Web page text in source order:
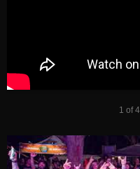
1 of